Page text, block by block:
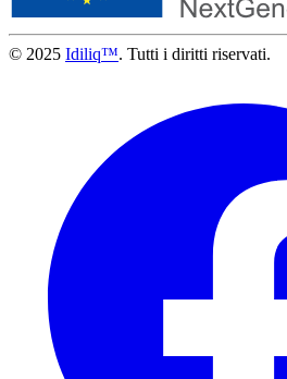
© 2025 Idiliq™. Tutti i diritti riservati.